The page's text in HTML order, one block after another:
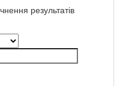
результатів